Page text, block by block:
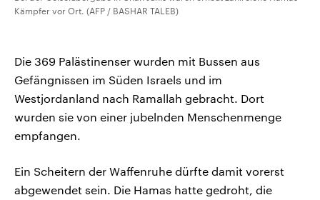
Kämpfer vor Ort. (AFP / BASHAR TALEB)
Die 369 Palästinenser wurden mit Bussen aus
Gefängnissen im Süden Israels und im
Westjordanland nach Ramallah gebracht. Dort
wurden sie von einer jubelnden Menschenmenge
empfangen.
Ein Scheitern der Waffenruhe dürfte damit vorerst
abgewendet sein. Die Hamas hatte gedroht, die